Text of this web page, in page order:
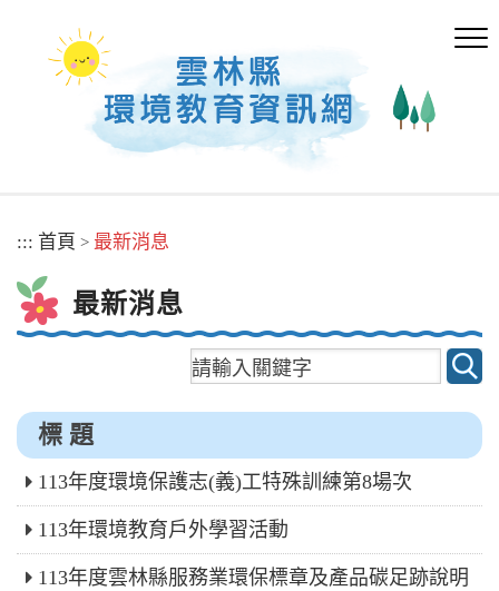
::: 首頁 > 最新消息
最新消息
標 題
113年度環境保護志(義)工特殊訓練第8場次
113年環境教育戶外學習活動
113年度雲林縣服務業環保標章及產品碳足跡說明